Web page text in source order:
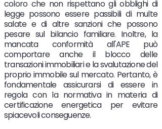
coloro che non rispettano gli obblighi di
legge possono essere passibili di multe
salate e di altre sanzioni che possono
pesare sul bilancio familiare. Inoltre, la
mancata conformità all'APE può
comportare anche il blocco delle
transazioni immobiliari e la svalutazione del
proprio immobile sul mercato. Pertanto, è
fondamentale assicurarsi di essere in
regola con la normativa in materia di
certificazione energetica per evitare
spiacevoli conseguenze.